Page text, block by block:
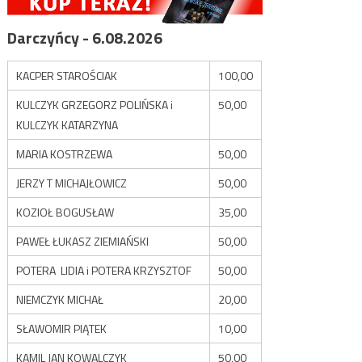
Darczyńcy - 6.08.2026
KACPER STAROŚCIAK
100,00
KULCZYK GRZEGORZ POLIŃSKA i
KULCZYK KATARZYNA
50,00
MARIA KOSTRZEWA
50,00
JERZY T MICHAJŁOWICZ
50,00
KOZIOŁ BOGUSŁAW
35,00
PAWEŁ ŁUKASZ ZIEMIAŃSKI
50,00
POTERA LIDIA i POTERA KRZYSZTOF
50,00
NIEMCZYK MICHAŁ
20,00
SŁAWOMIR PIĄTEK
10,00
KAMIL JAN KOWALCZYK
50,00